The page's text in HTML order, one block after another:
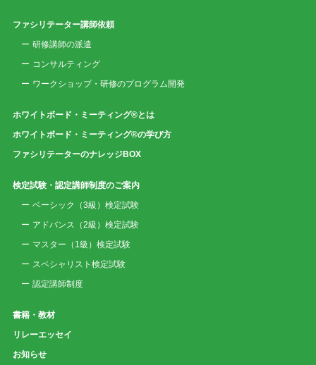
ファシリテーター講師依頼
研修講師の派遣
コンサルティング
ワークショップ・研修のプログラム開発
ホワイトボード・ミーティング®とは
ホワイトボード・ミーティング®の学び方
ファシリテーターのナレッジBOX
検定試験・認定講師制度のご案内
ベーシック（3級）検定試験
アドバンス（2級）検定試験
マスター（1級）検定試験
スペシャリスト検定試験
認定講師制度
書籍・教材
リレーエッセイ
お知らせ